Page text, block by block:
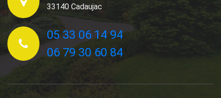
33140 Cadaujac
05 33 06 14 94
06 79 30 60 84